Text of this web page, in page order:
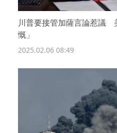
川普要接管加薩言論惹議
慨」
2025.02.06 08:49